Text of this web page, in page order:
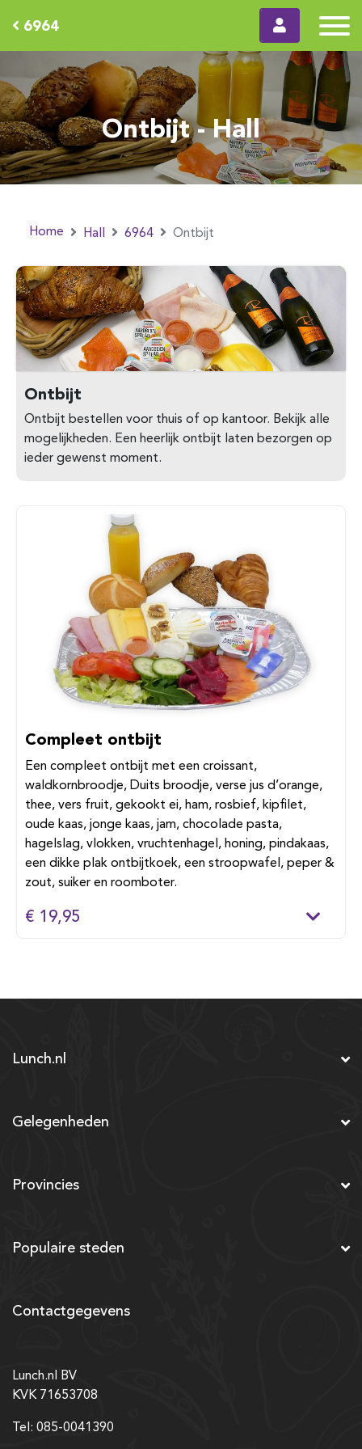
6964
Ontbijt - Hall
Home Hall 6964 Ontbijt
Ontbijt
Ontbijt bestellen voor thuis of op kantoor. Bekijk alle
mogelijkheden. Een heerlijk ontbijt laten bezorgen op
ieder gewenst moment.
Compleet ontbijt
Een compleet ontbijt met een croissant,
waldkornbroodje, Duits broodje, verse jus d’orange,
thee, vers fruit, gekookt ei, ham, rosbief, kipfilet,
oude kaas, jonge kaas, jam, chocolade pasta,
hagelslag, vlokken, vruchtenhagel, honing, pindakaas,
een dikke plak ontbijtkoek, een stroopwafel, peper &
zout, suiker en roomboter.
€ 19,95
Lunch.nl
Gelegenheden
Provincies
Populaire steden
Contactgegevens
Lunch.nl BV
KVK 71653708
Tel: 085-0041390